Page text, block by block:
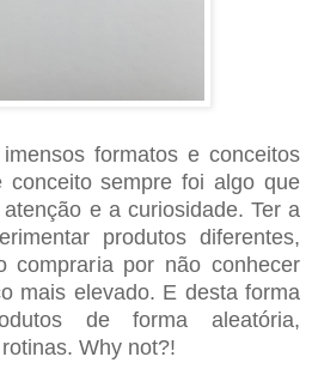
formatos e conceitos
conceito sempre foi algo que
e a curiosidade. Ter a
produtos diferentes,
compraria por não conhecer
mais elevado. E desta forma
de forma aleatória,
Why not?!